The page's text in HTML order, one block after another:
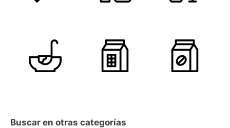
Buscar en otras categorías